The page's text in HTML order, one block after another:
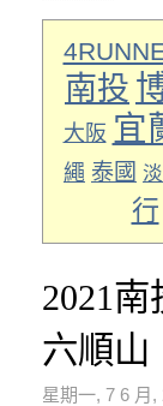
南投
大阪 宜
繩 泰國
行
2021
六順山
星期一, 7 6 月,